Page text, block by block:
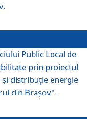
Public Local de
prin proiectul
distribuţie energie
din Braşov".